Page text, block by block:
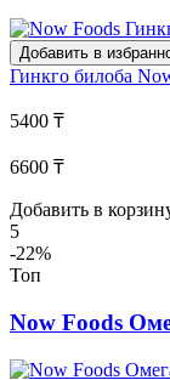
Добавить в
Гинкго билоба
5400 ₸
6600 ₸
Добавить в
5
-22%
Топ
Now Foods